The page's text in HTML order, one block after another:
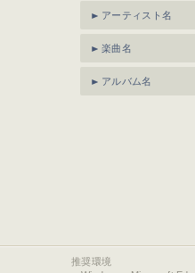
アーティスト名
楽曲名
アルバム名
推奨環境